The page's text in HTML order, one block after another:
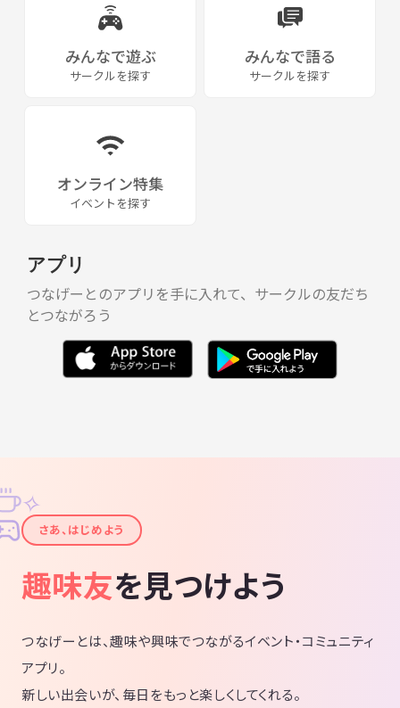
みんなで遊ぶ
サークルを探す
みんなで語る
サークルを探す
オンライン特集
イベントを探す
アプリ
つなげーとのアプリを手に入れて、サークルの友だち
とつながろう
✦
✧
さあ、はじめよう
趣味友を見つけよう
つなげーとは、趣味や興味でつながるイベント・コミュニティ
アプリ。
新しい出会いが、毎日をもっと楽しくしてくれる。